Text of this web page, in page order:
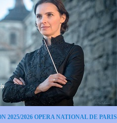
2025/2026 OPERA NATIONAL DE PARIS